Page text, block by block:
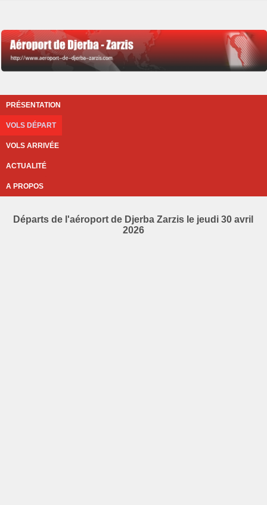
PRÉSENTATION
VOLS DÉPART
VOLS ARRIVÉE
ACTUALITÉ
A PROPOS
Départs de l'aéroport de Djerba Zarzis le jeudi 30 avril
2026